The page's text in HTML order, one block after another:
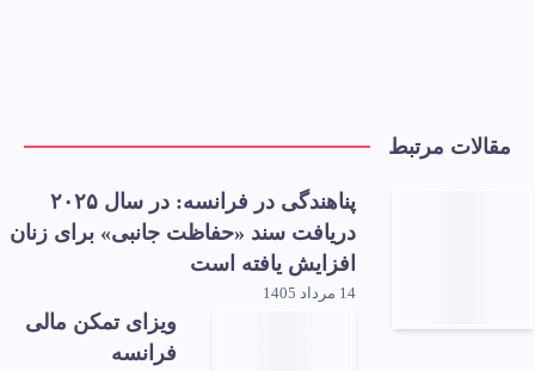
مقالات مرتبط
پناهندگی در فرانسه: در سال ۲۰۲۵
دریافت سند «حفاظت جانبی» برای زنان
افزایش یافته است
14 مرداد 1405
ویزای تمکن مالی
فرانسه